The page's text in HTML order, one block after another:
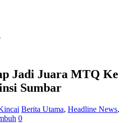
Jadi Juara MTQ Ke
Sumbar
Berita Utama, Headline News,
0